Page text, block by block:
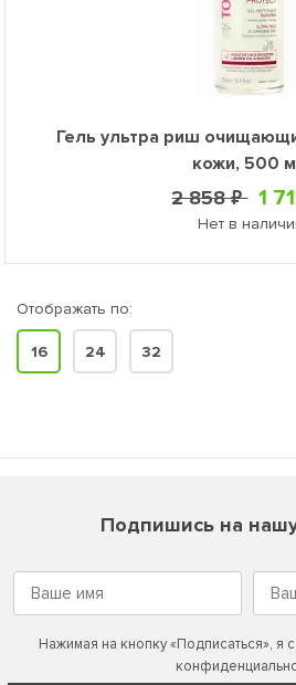
Гель ультра риш
кожи, 500
2 858 ₽ 1
Нет в
Отображать по:
16 24 32
Подпишись на
Нажимая на кнопку «Подписаться», я